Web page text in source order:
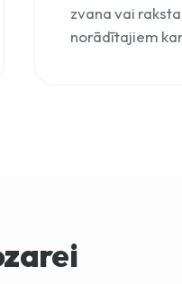
zvana vai
norādītajiem